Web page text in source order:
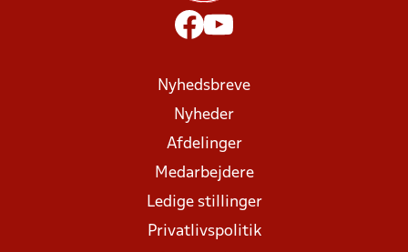
Nyhedsbreve
Nyheder
Afdelinger
Medarbejdere
Ledige stillinger
Privatlivspolitik